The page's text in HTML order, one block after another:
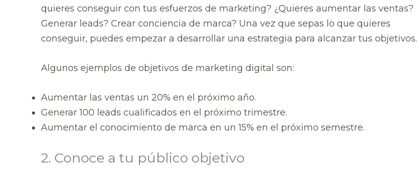
quieres conseguir con tus esfuerzos de marketing? ¿Quieres aumentar las ventas?
Generar leads? Crear conciencia de marca? Una vez que sepas lo que quieres
conseguir, puedes empezar a desarrollar una estrategia para alcanzar tus objetivos.
Algunos ejemplos de objetivos de marketing digital son:
Aumentar las ventas un 20% en el próximo año.
Generar 100 leads cualificados en el próximo trimestre.
Aumentar el conocimiento de marca en un 15% en el próximo semestre.
2. Conoce a tu público objetivo